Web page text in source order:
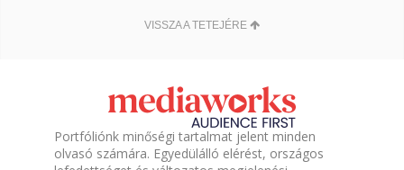
VISSZA A TETEJÉRE
Portfóliónk minőségi tartalmat jelent minden
olvasó számára. Egyedülálló elérést, országos